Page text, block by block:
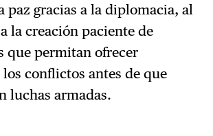
paz gracias a la diplomacia, al
la creación paciente de
que permitan ofrecer
conflictos antes de que
luchas armadas.